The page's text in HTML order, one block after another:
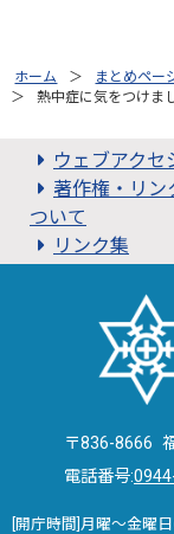
ホーム まとめペー
熱中症に気をつけま
ウェブアクセ
著作権・リン
ついて
リンク集
〒836-8666
電話番号:
[開庁時間]月曜～金曜